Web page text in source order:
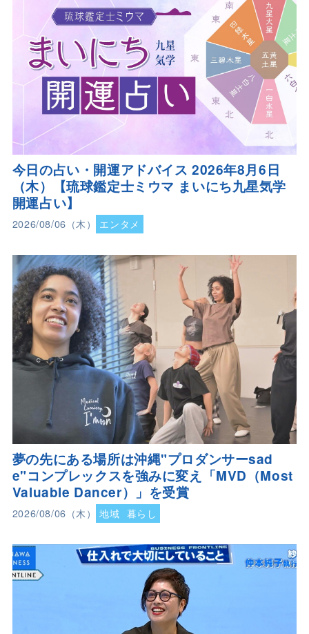
今日の占い・開運アドバイス 2026年8月6日
（木）【琉球鑑定士ミウマ まいにち九星気学
開運占い】
2026/08/06（木） エンタメ
夢の先にある場所は沖縄"プロダンサーsad
e"コンプレックスを強みに変え「MVD（Most
Valuable Dancer）」を受賞
2026/08/06（木） 地域 暮らし